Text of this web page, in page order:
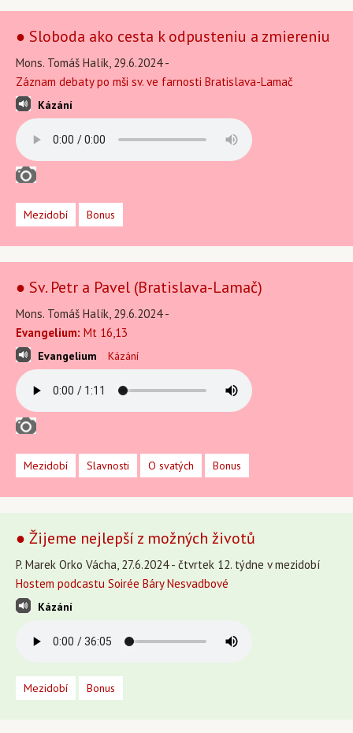
● Sloboda ako cesta k odpusteniu a zmiereniu
Mons. Tomáš Halík, 29.6.2024 -
Záznam debaty po mši sv. ve farnosti Bratislava-Lamač
Kázání
Mezidobí Bonus
● Sv. Petr a Pavel (Bratislava-Lamač)
Mons. Tomáš Halík, 29.6.2024 -
Evangelium: Mt 16,13
Evangelium Kázání
Mezidobí Slavnosti O svatých Bonus
● Žijeme nejlepší z možných životů
P. Marek Orko Vácha, 27.6.2024 - čtvrtek 12. týdne v mezidobí
Hostem podcastu Soirée Báry Nesvadbové
Kázání
Mezidobí Bonus